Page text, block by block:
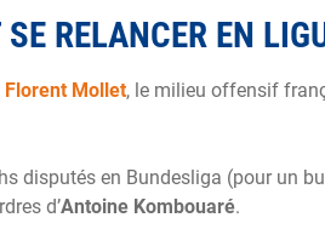
RELANCER EN
Florent Mollet, le milieu offensif
disputés en Bundesliga (pour un
d’Antoine Kombouaré.